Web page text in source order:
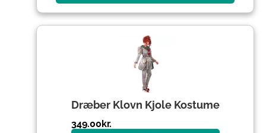
Dræber Klovn Kjole Kostume
349.00kr.